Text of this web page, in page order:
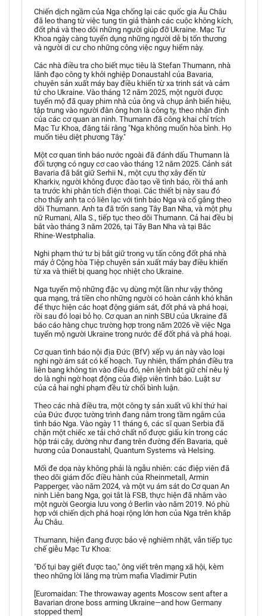
Chiến dịch ngầm của Nga chống lại các quốc gia Âu Châu
đã leo thang từ việc tung tin giả thành các cuộc không kích,
đốt phá và theo dõi những người giúp đỡ Ukraine. Mạc Tư
Khoa ngày càng tuyển dụng những người dễ bị tổn thương
và người di cư cho những công việc nguy hiểm này.
Các nhà điều tra cho biết mục tiêu là Stefan Thumann, nhà
lãnh đạo công ty khởi nghiệp Donaustahl của Bavaria,
chuyên sản xuất máy bay điều khiển từ xa trinh sát và cảm
tử cho Ukraine. Vào tháng 12 năm 2025, một người được
tuyển mộ đã quay phim nhà của ông và chụp ảnh biển hiệu,
tập trung vào người đàn ông hơn là công ty, theo nhận định
của các cơ quan an ninh. Thumann đã công khai chỉ trích
Mạc Tư Khoa, đăng tải rằng "Nga không muốn hòa bình. Họ
muốn tiêu diệt phương Tây."
Một cơ quan tình báo nước ngoài đã đánh dấu Thumann là
đối tượng có nguy cơ cao vào tháng 12 năm 2025. Cảnh sát
Bavaria đã bắt giữ Serhii N., một cựu thợ xây đến từ
Kharkiv, người không được đào tạo về tình báo, rồi thả anh
ta trước khi phân tích điện thoại. Các thiết bị này sau đó
cho thấy anh ta có liên lạc với tình báo Nga và cố gắng theo
dõi Thumann. Anh ta đã trốn sang Tây Ban Nha, và một phụ
nữ Rumani, Alla S., tiếp tục theo dõi Thumann. Cả hai đều bị
bắt vào tháng 3 năm 2026, tại Tây Ban Nha và tại Bắc
Rhine-Westphalia.
Nghi phạm thứ tư bị bắt giữ trong vụ tấn công đốt phá nhà
máy ở Cộng hòa Tiệp chuyên sản xuất máy bay điều khiển
từ xa và thiết bị quang học nhiệt cho Ukraine.
Nga tuyển mộ những đặc vụ dùng một lần như vậy thông
qua mạng, trả tiền cho những người có hoàn cảnh khó khăn
để thực hiện các hoạt động giám sát, đốt phá và phá hoại,
rồi sau đó loại bỏ họ. Cơ quan an ninh SBU của Ukraine đã
báo cáo hàng chục trường hợp trong năm 2026 về việc Nga
tuyển mộ người Ukraine trong nước để đốt phá và phá hoại.
Cơ quan tình báo nội địa Đức (BfV) xếp vụ án này vào loại
nghi ngờ ám sát có kế hoạch. Tuy nhiên, thẩm phán điều tra
liên bang không tin vào điều đó, nên lệnh bắt giữ chỉ nêu lý
do là nghi ngờ hoạt động của điệp viên tình báo. Luật sư
của cả hai nghi phạm đều từ chối bình luận.
Theo các nhà điều tra, một công ty sản xuất vũ khí thứ hai
của Đức được tường trình đang nằm trong tầm ngắm của
tình báo Nga. Vào ngày 11 tháng 6, các sĩ quan Serbia đã
chặn một chiếc xe tải chở chất nổ được giấu kín trong các
hộp trái cây, dường như đang trên đường đến Bavaria, quê
hương của Donaustahl, Quantum Systems và Helsing.
Mối đe dọa này không phải là ngẫu nhiên: các điệp viên đã
theo dõi giám đốc điều hành của Rheinmetall, Armin
Papperger, vào năm 2024, và một vụ ám sát do Cơ quan An
ninh Liên bang Nga, gọi tắt là FSB, thực hiện đã nhắm vào
một người Georgia lưu vong ở Berlin vào năm 2019. Nó phù
hợp với chiến dịch phá hoại rộng lớn hơn của Nga trên khắp
Âu Châu.
Thumann, hiện đang được bảo vệ nghiêm nhặt, vẫn tiếp tục
chế giễu Mạc Tư Khoa:
"Đố tụi bay giết được tao," ông viết trên mạng xã hội, kèm
theo những lời lăng mạ trùm mafia Vladimir Putin
[Euromaidan: The throwaway agents Moscow sent after a
Bavarian drone boss arming Ukraine—and how Germany
stopped them]